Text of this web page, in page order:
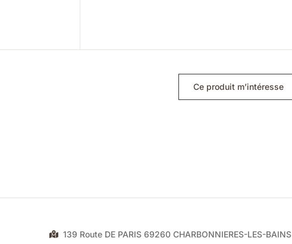
Ce produit m’intéresse
139 Route DE PARIS 69260 CHARBONNIERES-LES-BAINS